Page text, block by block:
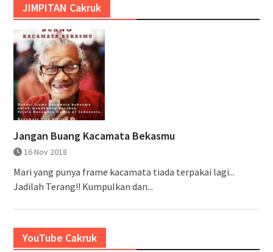
JIMPITAN Cakruk
Jangan Buang Kacamata Bekasmu
16 Nov 2018
Mari yang punya frame kacamata tiada terpakai lagi...
Jadilah Terang!! Kumpulkan dan...
YouTube Cakruk